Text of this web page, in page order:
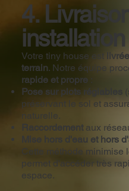
4.
Votre tiny house est
terrain. Notre équipe
rapide et propre:
Pose sur plots réglables
préservant le sol et
naturelle.
Raccordementaux
Mise hors d'eau et hors
Cette méthode minimise
permet d'accéder très
espace.